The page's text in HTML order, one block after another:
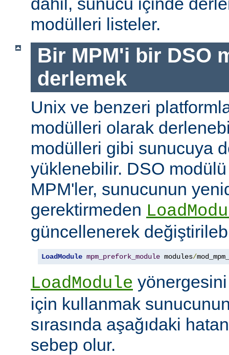
modülleri listeler.
Bir MPM'i bir DSO
derlemek
Unix ve benzeri
modülleri olarak
modülleri gibi sunucuya
yüklenebilir. DSO
MPM'ler, sunucunun
gerektirmeden
güncellenerek
LoadModule mpm_prefork_module modules/
LoadModule
için kullanmak
sırasında aşağıdaki
sebep olur.